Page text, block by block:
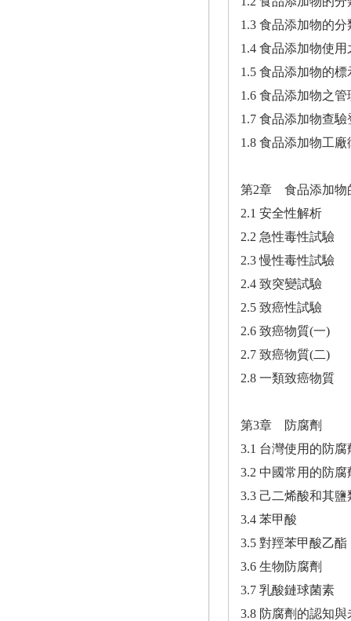
1.3 食品添加物的分
1.4 食品添加物使
1.5 食品添加物的標
1.6 食品添加物之管
1.7 食品添加物查
1.8 食品添加物工
第2章 食品添加物
2.1 安全性解析
2.2 急性毒性試驗
2.3 慢性毒性試驗
2.4 致突變試驗
2.5 致癌性試驗
2.6 致癌物質(一)
2.7 致癌物質(二)
2.8 一類致癌物質
第3章 防腐劑
3.1 台灣使用的防腐
3.2 中國常用的防腐
3.3 己二烯酸和其鹽
3.4 苯甲酸
3.5 對羥苯甲酸乙酯
3.6 生物防腐劑
3.7 乳酸鏈球菌素
3.8 防腐劑的認知與